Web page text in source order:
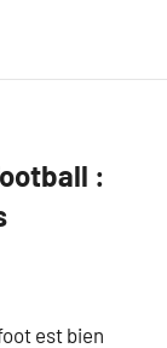
:
est bien